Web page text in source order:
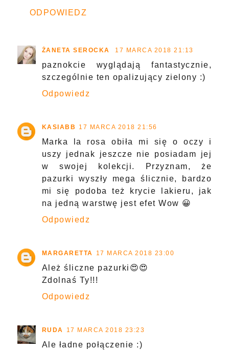
ODPOWIEDZ
ŻANETA SEROCKA 17 MARCA 2018 21:13
paznokcie wyglądają fantastycznie,
szczególnie ten opalizujący zielony :)
Odpowiedz
KASIABB 17 MARCA 2018 21:56
Marka la rosa obiła mi się o oczy i
uszy jednak jeszcze nie posiadam jej
w swojej kolekcji. Przyznam, że
pazurki wyszły mega ślicznie, bardzo
mi się podoba też krycie lakieru, jak
na jedną warstwę jest efet Wow 😀
Odpowiedz
MARGARETTA 17 MARCA 2018 23:00
Ależ śliczne pazurki😍😍
Zdolnaś Ty!!!
Odpowiedz
RUDA 17 MARCA 2018 23:23
Ale ładne połączenie :)